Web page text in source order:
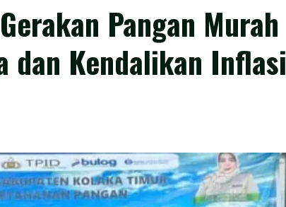
Pangan Murah
dan Kendalikan Inflasi